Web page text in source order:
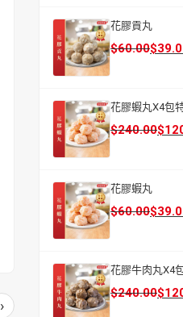
›
格：
$240.00。
格：
$120.00。
花膠貢丸
$60.00
原
格：
$60.00。
$
目
格：
$39.00。
花膠蝦丸X4包
$240.00
原
格：
$240.00。
$
目
格：
$120.00。
花膠蝦丸
$60.00
原
格：
$60.00。
$
目
格：
$39.00。
花膠牛肉丸X4
$240.00
原
$
目